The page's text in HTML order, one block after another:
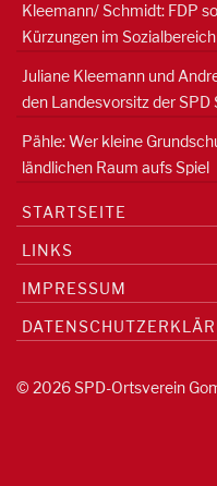
Kleemann/ Schmidt: FDP
Kürzungen im
Juliane Kleemann und
den Landesvorsitz der
Pähle: Wer kleine
ländlichen Raum aufs Spiel
STARTSEITE
LINKS
IMPRESSUM
© 2026 SPD-Ortsverein